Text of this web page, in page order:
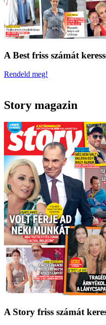
A Best friss számát
Rendeld meg!
Story magazin
A Story friss számát